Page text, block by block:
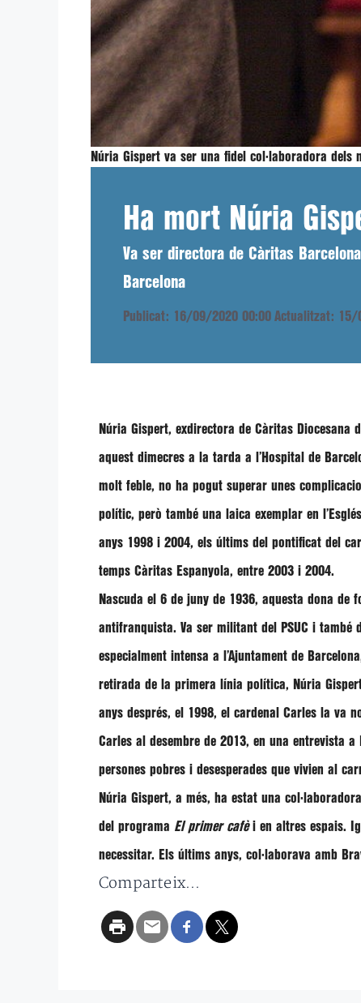
Núria Gispert va ser una fidel col·laboradora
Ha mort Núria
Va ser directora de Càritas
Barcelona
Publicat: 16/09/2020 00:00 Actualitzat: 15/
Núria Gispert, exdirectora de Càritas Diocesana
aquest dimecres a la tarda a l’Hospital de
molt feble, no ha pogut superar unes
polític, però també una laica exemplar en
anys 1998 i 2004, els últims del pontificat del
temps Càritas Espanyola, entre 2003 i 2004.
Nascuda el 6 de juny de 1936, aquesta dona
antifranquista. Va ser militant del PSUC i
especialment intensa a l’Ajuntament de
retirada de la primera línia política, Núria
anys després, el 1998, el cardenal Carles la va
Carles al desembre de 2013, en una entrevista
persones pobres i desesperades que vivien al
Núria Gispert, a més, ha estat una
del programa El primer cafè i en altres espais.
necessitar. Els últims anys, col·laborava amb
Comparteix...